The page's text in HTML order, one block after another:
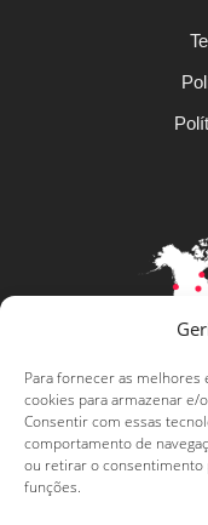
Para fornecer as melhores
cookies para armazenar e/
Consentir com essas
comportamento de
ou retirar o consentimento
funções.
Levar